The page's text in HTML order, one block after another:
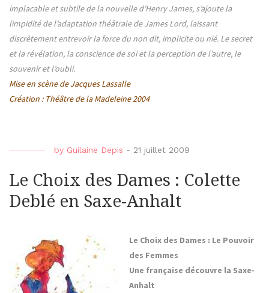
implacable et subtile de la nouvelle d’Henry James, s’ajoute la
limpidité de l’adaptation théâtrale de James Lord, laissant
discrètement entrevoir la force du non dit, implicite ou nié. Le secret
et la révélation, la conscience de soi et la perception de l’autre, le
souvenir et l’oubli.
Mise en scène de Jacques Lassalle
Création : Théâtre de la Madeleine 2004
by Guilaine Depis - 21 juillet 2009
Le Choix des Dames : Colette
Deblé en Saxe-Anhalt
Le Choix des Dames : Le Pouvoir
des Femmes
Une française découvre la Saxe-
Anhalt